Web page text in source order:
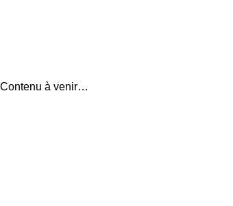
Contenu à venir…